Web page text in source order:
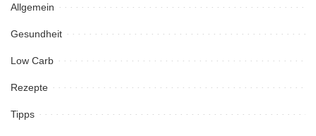
Allgemein
Gesundheit
Low Carb
Rezepte
Tipps